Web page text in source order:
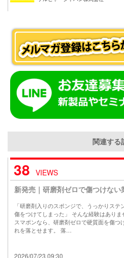
関連する
38 VIEWS
新発売｜研磨剤ゼロで傷つけない
「研磨剤入りのスポンジで、うっかりステ
傷をつけてしまった」 そんな経験はありま
スマポンなら、研磨剤ゼロで硬質面を傷つ
れを落とせます。 落…
2026/07/23 09:30